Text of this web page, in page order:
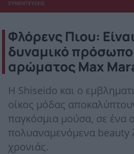
ΣΥΝΕΝΤΕΥΞΕΙΣ
Φλόρενς Πιου:
δυναμικό
αρώματος Max
Η Shiseido και ο
οίκος μόδας
παγκόσμια μούσα, σε ένα
πολυαναμενόμενα beauty
χρονιάς.